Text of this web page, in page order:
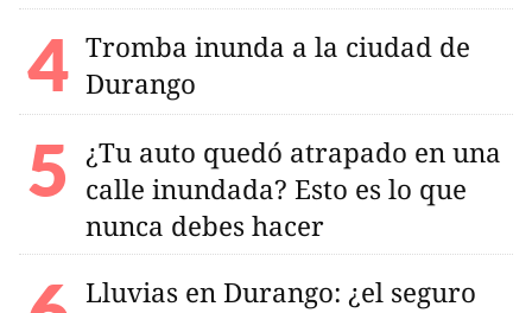
Tromba inunda a la ciudad de
Durango
¿Tu auto quedó atrapado en una
calle inundada? Esto es lo que
nunca debes hacer
Lluvias en Durango: ¿el seguro